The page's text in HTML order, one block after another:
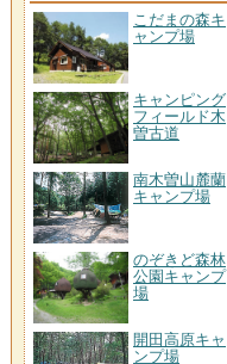
こだまの森キ
ャンプ場
キャンピング
フィールド木
曽古道
南木曽山麓蘭
キャンプ場
のぞきど森林
公園キャンプ
場
開田高原キャ
ンプ場